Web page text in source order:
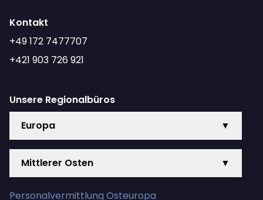
Kontakt
+49 172 7477707
+421 903 726 921
Unsere Regionalbüros
Europa
▼
Mittlerer Osten ▼
Personalvermittlung Osteuropa